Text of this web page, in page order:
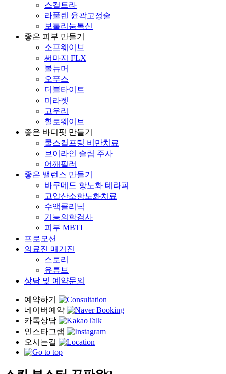
스컬트라
라풀렌 윤곽고정술
보툴리눔톡신
좋은 피부 만들기
소프웨이브
써마지 FLX
볼뉴머
오푸스
더블타이트
미라젯
고우리
힐로웨이브
좋은 바디핏 만들기
쿨스컬프팅 비만치료
브이라인 슬림 주사
어깨필러
좋은 밸런스 만들기
바쿠메드 항노화 테라피
고압산소항노화치료
수액클리닉
기능의학검사
피부 MBTI
프로모션
의료진 매거진
스토리
유튜브
상담 및 예약문의